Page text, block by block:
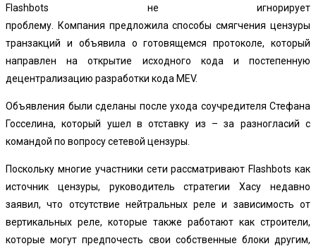
Flashbots не игнорирует
проблему. Компания предложила способы смягчения цензуры
транзакций и объявила о готовящемся протоколе, который
направлен на открытие исходного кода и постепенную
децентрализацию разработки кода MEV.
Объявления были сделаны после ухода соучредителя Стефана
Госселина, который ушел в отставку из – за разногласий с
командой по вопросу сетевой цензуры.
Поскольку многие участники сети рассматривают Flashbots как
источник цензуры, руководитель стратегии Хасу недавно
заявил, что отсутствие нейтральных реле и зависимость от
вертикальных реле, которые также работают как строители,
которые могут предпочесть свои собственные блоки другим,